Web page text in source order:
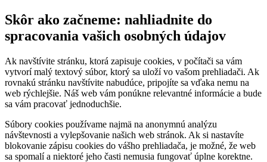
Skôr ako začneme: nahliadnite do
spracovania vašich osobných údajov
Ak navštívite stránku, ktorá zapisuje cookies, v počítači sa vám
vytvorí malý textový súbor, ktorý sa uloží vo vašom prehliadači. Ak
rovnakú stránku navštívite nabudúce, pripojíte sa vďaka nemu na
web rýchlejšie. Náš web vám ponúkne relevantné informácie a bude
sa vám pracovať jednoduchšie.
Súbory cookies používame najmä na anonymnú analýzu
návštevnosti a vylepšovanie našich web stránok. Ak si nastavíte
blokovanie zápisu cookies do vášho prehliadača, je možné, že web
sa spomalí a niektoré jeho časti nemusia fungovať úplne korektne.